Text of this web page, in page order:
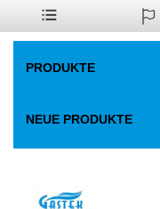
PRODUKTE
NEUE PRODUKTE